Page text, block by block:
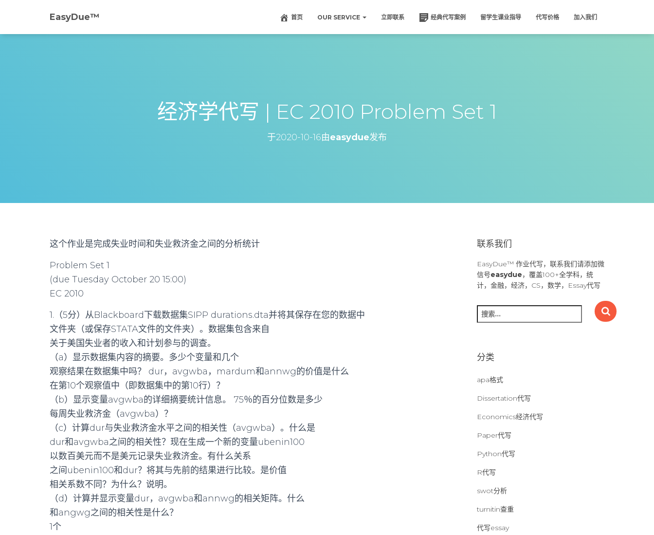
EasyDue™️ 首页 OUR SERVICE 立即联系 经典代写案例 留学生课业指导 代写价格 加入我们
经济学代写 | EC 2010 Problem Set 1
于2020-10-16由easydue发布
这个作业是完成失业时间和失业救济金之间的分析统计
Problem Set 1
(due Tuesday October 20 15:00)
EC 2010
1.（5分）从Blackboard下载数据集SIPP durations.dta并将其保存在您的数据中
文件夹（或保存STATA文件的文件夹）。数据集包含来自
关于美国失业者的收入和计划参与的调查。
（a）显示数据集内容的摘要。多少个变量和几个
观察结果在数据集中吗？ dur，avgwba，mardum和annwg的价值是什么
在第10个观察值中（即数据集中的第10行）？
（b）显示变量avgwba的详细摘要统计信息。 75％的百分位数是多少
每周失业救济金（avgwba）？
（c）计算dur与失业救济金水平之间的相关性（avgwba）。什么是
dur和avgwba之间的相关性？现在生成一个新的变量ubenin100
以数百美元而不是美元记录失业救济金。有什么关系
之间ubenin100和dur？将其与先前的结果进行比较。是价值
相关系数不同？为什么？说明。
（d）计算并显示变量dur，avgwba和annwg的相关矩阵。什么
和angwg之间的相关性是什么？
1个
联系我们
EasyDue™ 作业代写，联系我们请添加微
信号easydue，覆盖100+全学科，统
计，金融，经济，CS，数学，Essay代写
搜
索
分类
apa格式
Dissertation代写
Economics经济代写
Paper代写
Python代写
R代写
swot分析
turnitin查重
代写essay